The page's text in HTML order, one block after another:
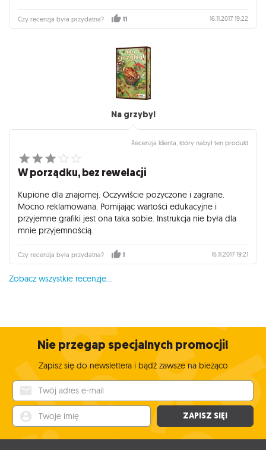
Czy recenzja była przydatna? 11 16.11.2017 19:22
Na grzyby!
Recenzja klienta, który nabył ten produkt
W porządku, bez rewelacji
Kupione dla znajomej. Oczywiście pożyczone i zagrane.
Mocno reklamowana. Pomijając wartości edukacyjne i
przyjemne grafiki jest ona taka sobie. Instrukcja nie była dla
mnie przyjemnością.
Czy recenzja była przydatna? 1 16.11.2017 19:21
Zobacz wszystkie recenzje...
Nie przegap specjalnych promocji!
Zapisz się do newslettera i bądź zawsze na bieżąco
ZAPISZ SIĘ!